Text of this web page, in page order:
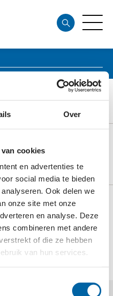
Over
cookies
en advertenties te
social media te bieden
Ook delen we
onze site met onze
en analyse. Deze
combineren met andere
of die ze hebben
van hun services.
Zuid-Holland (NMZH)
samenleving in de